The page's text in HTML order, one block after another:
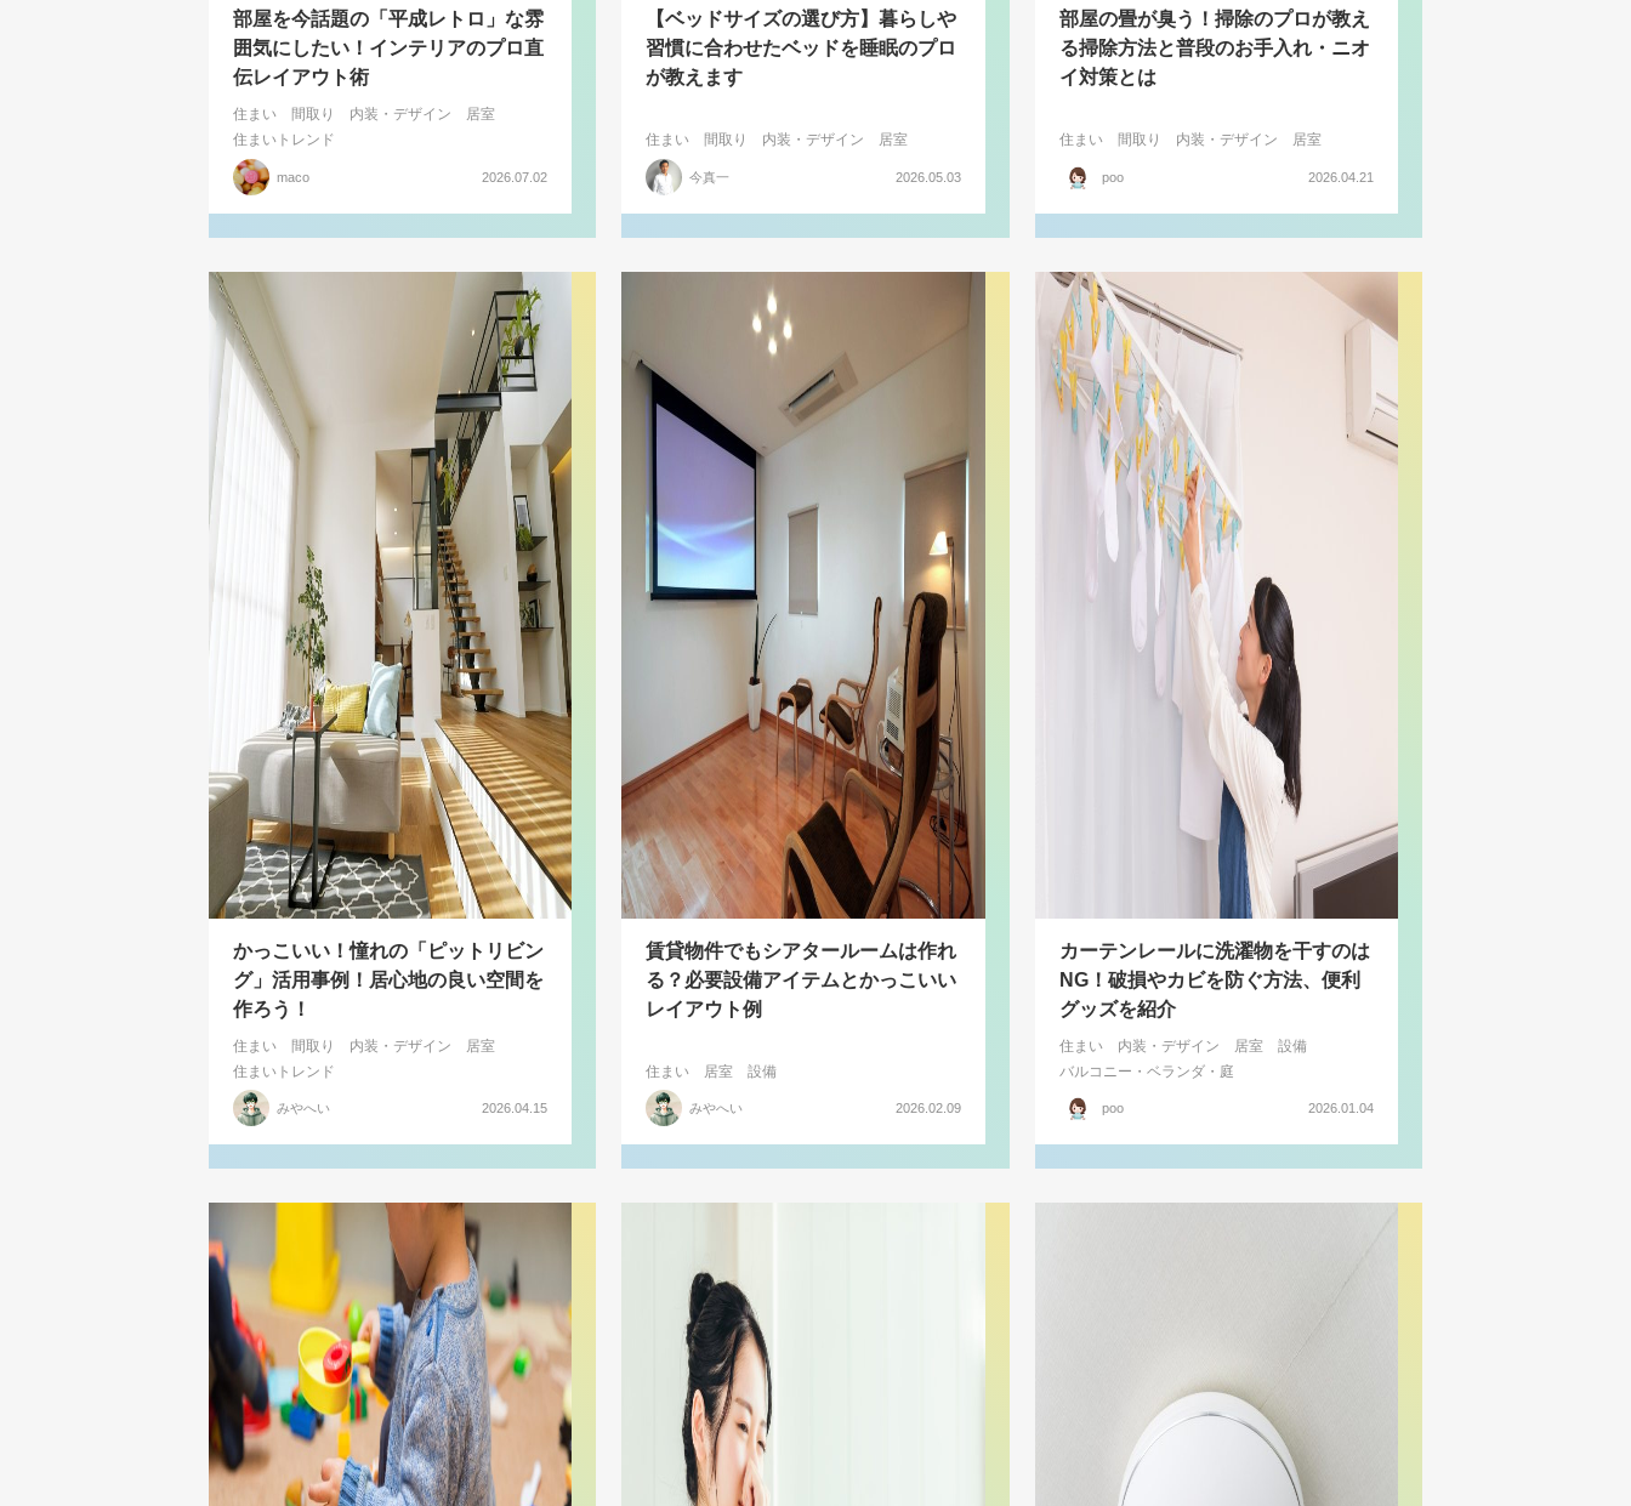
部屋を今話題の「平成レトロ」な雰
囲気にしたい！インテリアのプロ直
伝レイアウト術
住まい 間取り 内装・デザイン
居室
住まいトレンド
maco 2026.07.02
【ベッドサイズの選び方】暮らしや
習慣に合わせたベッドを睡眠のプロ
が教えます
住まい 間取り 内装・デザイン 居室
今真一 2026.05.03
部屋の畳が臭う！掃除のプロが教え
る掃除方法と普段のお手入れ・ニオ
イ対策とは
住まい 間取り 内装・デザイン 居室
poo 2026.04.21
かっこいい！憧れの「ピットリビン
グ」活用事例！居心地の良い空間を
作ろう！
住まい 間取り 内装・デザイン
居室
住まいトレンド
みやへい 2026.04.15
賃貸物件でもシアタールームは作れ
る？必要設備アイテムとかっこいい
レイアウト例
住まい 居室 設備
みやへい 2026.02.09
カーテンレールに洗濯物を干すのは
NG！破損やカビを防ぐ方法、便利
グッズを紹介
住まい 内装・デザイン 居室
設備
バルコニー・ベランダ・庭
poo 2026.01.04